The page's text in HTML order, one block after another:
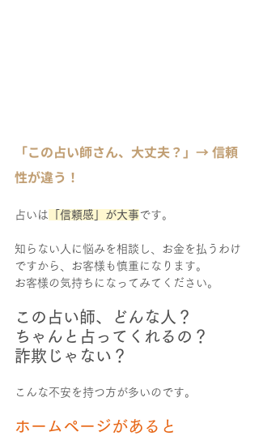
「この占い師さん、大丈夫？」→ 信頼
性が違う！
占いは 「信頼感」が大事です。
知らない人に悩みを相談し、お金を払うわけ
ですから、お客様も慎重になります。
お客様の気持ちになってみてください。
この占い師、どんな人？
ちゃんと占ってくれるの？
詐欺じゃない？
こんな不安を持つ方が多いのです。
ホームページがあると